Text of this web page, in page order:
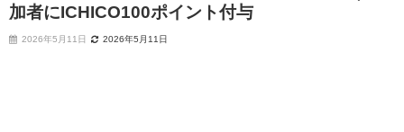
加者にICHICO100ポイント付与
2026年5月11日 2026年5月11日